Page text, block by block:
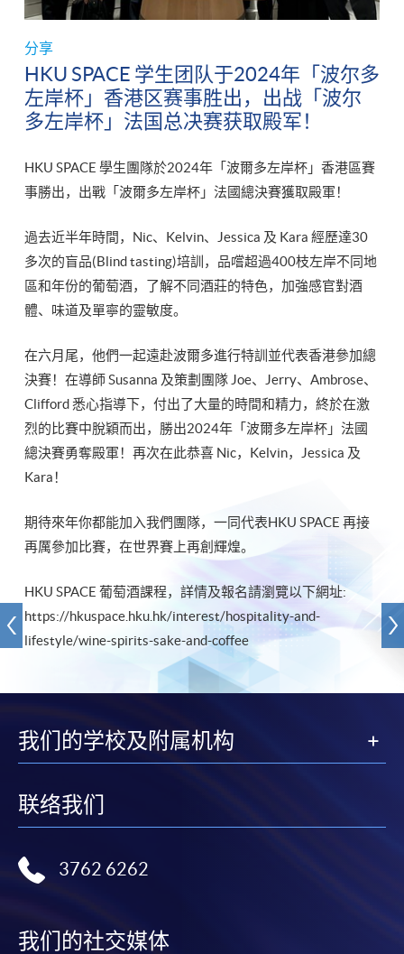
分享
HKU SPACE 学生团队于2024年「波尔多
左岸杯」香港区赛事胜出，出战「波尔
多左岸杯」法国总决赛获取殿军！
HKU SPACE 學生團隊於2024年「波爾多左岸杯」香港區賽
事勝出，出戰「波爾多左岸杯」法國總決賽獲取殿軍！
過去近半年時間，Nic、Kelvin、Jessica 及 Kara 經歷達30
多次的盲品(Blind tasting)培訓，品嚐超過400枝左岸不同地
區和年份的葡萄酒，了解不同酒莊的特色，加強感官對酒
體、味道及單寧的靈敏度。
在六月尾，他們一起遠赴波爾多進行特訓並代表香港參加總
決賽！在導師 Susanna 及策劃團隊 Joe、Jerry、Ambrose、
Clifford 悉心指導下，付出了大量的時間和精力，終於在激
烈的比賽中脫穎而出，勝出2024年「波爾多左岸杯」法國
總決賽勇奪殿軍！再次在此恭喜 Nic，Kelvin，Jessica 及
Kara！
期待來年你都能加入我們團隊，一同代表HKU SPACE 再接
再厲參加比賽，在世界賽上再創輝煌。
HKU SPACE 葡萄酒課程，詳情及報名請瀏覽以下網址:
https://hkuspace.hku.hk/interest/hospitality-and-
lifestyle/wine-spirits-sake-and-coffee
我们的学校及附属机构
联络我们
3762 6262
我们的社交媒体